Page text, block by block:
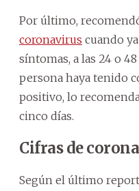
Por último,
coronavirus cuando
síntomas, a las 24 o
persona haya tenido
positivo, lo
cinco días.
Cifras de
Según el último